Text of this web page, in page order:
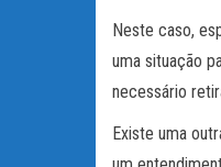
Neste caso,
uma situação
necessário
Existe uma